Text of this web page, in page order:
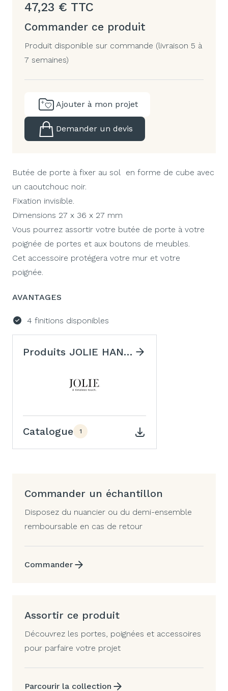
47,23 € TTC
Commander ce produit
Produit disponible sur commande (livraison 5 à
7 semaines)
Ajouter à mon projet
Demander un devis
Butée de porte à fixer au sol en forme de cube avec
un caoutchouc noir.
Fixation invisible.
Dimensions 27 x 36 x 27 mm
Vous pourrez assortir votre butée de porte à votre
poignée de portes et aux boutons de meubles.
Cet accessoire protégera votre mur et votre
poignée.
AVANTAGES
4 finitions disponibles
Produits JOLIE HANDLES
Catalogue 1
Commander un échantillon
Disposez du nuancier ou du demi-ensemble
remboursable en cas de retour
Commander
Assortir ce produit
Découvrez les portes, poignées et accessoires
pour parfaire votre projet
Parcourir la collection